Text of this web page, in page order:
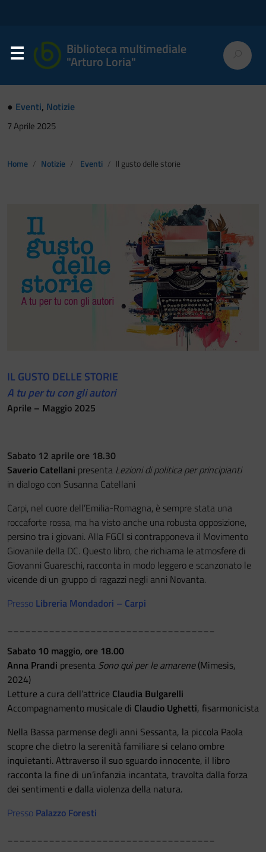
Biblioteca multimediale
"Arturo Loria"
Festa del Racconto
● Eventi, Notizie
7 Aprile 2025
Home Notizie Eventi Il gusto delle storie
IL GUSTO DELLE STORIE
A tu per tu con gli autori
Aprile – Maggio 2025
Sabato 12 aprile ore 18.30
Saverio Catellani presenta Lezioni di politica per principianti
in dialogo con Susanna Catellani
Carpi, nel cuore dell’Emilia-Romagna, è sempre stata una
roccaforte rossa, ma ha visto anche una robusta opposizione,
persino tra i giovani. Alla FGCI si contrapponeva il Movimento
Giovanile della DC. Questo libro, che richiama le atmosfere di
Giovanni Guareschi, racconta in modo leggero e scanzonato le
vicende di un gruppo di ragazzi negli anni Novanta.
Presso Libreria Mondadori – Carpi
Sabato 10 maggio, ore 18.00
Anna Prandi presenta Sono qui per le amarene(Mimesis,
2024)
Letture a cura dell’attrice Claudia Bulgarelli
Accompagnamento musicale di Claudio Ughetti, fisarmonicista
Nella Bassa parmense degli anni Sessanta, la piccola Paola
scopre che dietro la serenità familiare si celano ombre
inquietanti. Attraverso il suo sguardo innocente, il libro
racconta la fine di un’infanzia incantata, travolta dalla forza
dei sentimenti e dalla violenza della natura.
Presso Palazzo Foresti